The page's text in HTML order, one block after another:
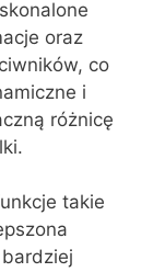
oraz
co
i
różnicę
takie